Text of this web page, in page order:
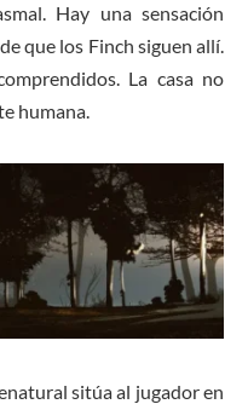
Hay una sensación
que los Finch siguen allí.
La casa no
humana.
sitúa al jugador en